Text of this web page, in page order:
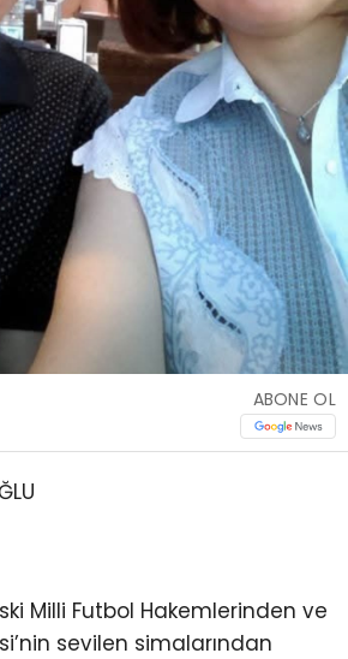
ABONE OL
Milli Futbol Hakemlerinden ve
sevilen simalarından